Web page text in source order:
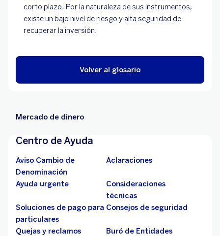
corto plazo. Por la naturaleza de sus instrumentos,
existe un bajo nivel de riesgo y alta seguridad de
recuperar la inversión.
Volver al glosario
Mercado de dinero
Centro de Ayuda
Aviso Cambio de
Denominación
Aclaraciones
Ayuda urgente
Consideraciones
técnicas
Soluciones de pago para
particulares
Consejos de seguridad
Quejas y reclamos
Buró de Entidades